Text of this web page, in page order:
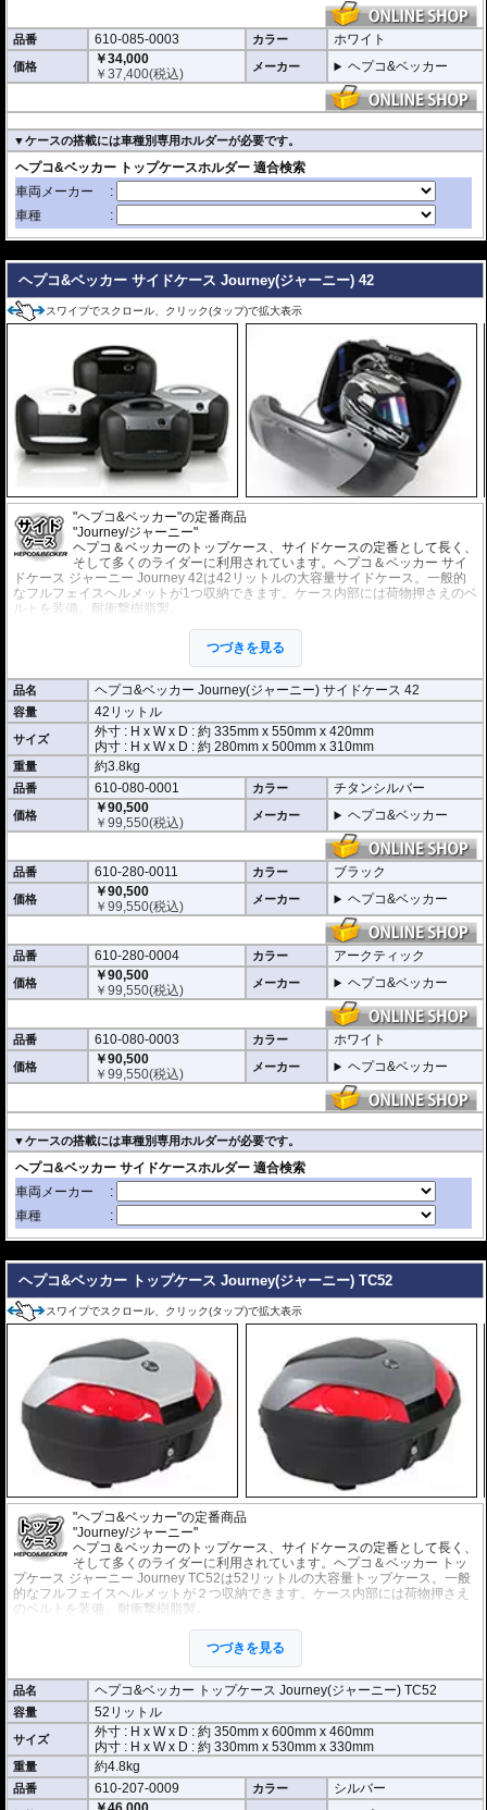
品番 610-085-0003 カラー ホワイト
価格
￥34,000
￥37,400(税込) メーカー ヘプコ&ベッカー
▼ケースの搭載には車種別専用ホルダーが必要です。
ヘプコ&ベッカー サイドケース Journey(ジャーニー) 42
スワイプでスクロール、クリック(タップ)で拡大表示
"ヘプコ&ベッカー"の定番商品
"Journey/ジャーニー"
ヘプコ＆ベッカーのトップケース、サイドケースの定番として長く、
そして多くのライダーに利用されています。ヘプコ＆ベッカー サイ
ドケース ジャーニー Journey 42は42リットルの大容量サイドケース。一般的
なフルフェイスヘルメットが1つ収納できます。ケース内部には荷物押さえのベ
ルトを装備。耐衝撃樹脂製。
※ヘプコ＆ベッカー車種別専用サイドケースホルダー
置し、そのホルダーに取り付けます。ホルダーは別途ご用意ください。
■ヘプコ&ベッカー製ケースの取り付け方
▼ケースの搭載には車種別専用ホルダーが必要です。
つづきを見る
品名 ヘプコ&ベッカー Journey(ジャーニー) サイドケース 42
容量 42リットル
サイズ 外寸 : H x W x D : 約335mm x550mm x420mm
内寸 : H x W x D : 約 280mm x 500mm x 310mm
重量 約3.8kg
品番 610-080-0001 カラー チタンシルバー
価格
￥90,500
￥99,550(税込) メーカー ヘプコ&ベッカー
品番 610-280-0011 カラー ブラック
価格
￥90,500
￥99,550(税込) メーカー ヘプコ&ベッカー
品番 610-280-0004 カラー アークティック
価格
￥90,500
￥99,550(税込) メーカー ヘプコ&ベッカー
品番 610-080-0003 カラー ホワイト
価格
￥90,500
￥99,550(税込) メーカー ヘプコ&ベッカー
▼ケースの搭載には車種別専用ホルダーが必要です。
ヘプコ&ベッカー トップケース Journey(ジャーニー) TC52
スワイプでスクロール、クリック(タップ)で拡大表示
"ヘプコ&ベッカー"の定番商品
"Journey/ジャーニー"
ヘプコ＆ベッカーのトップケース、サイドケースの定番として長く、
そして多くのライダーに利用されています。ヘプコ＆ベッカー トッ
プケース ジャーニー Journey TC52は52リットルの大容量トップケース。一般
的なフルフェイスヘルメットが２つ収納できます。ケース内部には荷物押さえ
のベルトを装備。耐衝撃樹脂製。
※ヘプコ＆ベッカー車種別専用トップケースホルダー、又は汎用トップケース
をベースとして車体に設置し、そのホルダーに取り付けます。ホルダ
■ヘプコ&ベッカー製ケースの取り付け方
▼ケースの搭載には車種別専用ホルダーが必要です。
つづきを見る
品名 ヘプコ&ベッカー トップケース Journey(ジャーニー) TC52
容量 52リットル
サイズ 外寸 : H x W x D : 約350mm x600mm x460mm
内寸 : H x W x D : 約 330mm x 530mm x 330mm
重量 約4.8kg
品番 610-207-0009 カラー シルバー